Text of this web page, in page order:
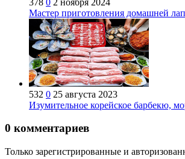
Мастер приготовления домашней
532 0 25 августа 2023
Изумительное корейское барбекю,
0 комментариев
Только зарегистрированные и